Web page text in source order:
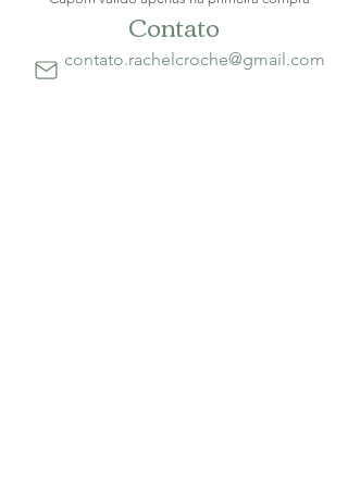
Contato
contato.rachelcroche@gmail.com